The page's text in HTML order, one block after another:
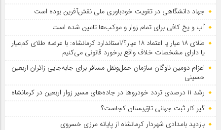
جهاد دانشگاهی در تقویت خودباوری ملی نقش‌آفرین بوده است
آب و یخ کافی برای تمام زوار و موکب‌ها تامین شده است
طلای ۱۸ عیار یا اعتماد ۱۸ عیار؟/استاندارد کرمانشاه: با عرضه طلای کم‌عیار
یا دارای مشخصات خلاف واقع برخورد قانونی می‌کنیم
اعزام دومین ناوگان سازمان حمل‌ونقل مسافر برای جابه‌جایی زائران اربعین
حسینی
رشد ۱۱ درصدی تردد خودروها در جاده‌های مسیر زوار اربعین در کرمانشاه
گیر کار ثبت جهانی تاق‌بستان کجاست؟
بازدید بامدادی شهردار کرمانشاه از پایانه مرزی خسروی